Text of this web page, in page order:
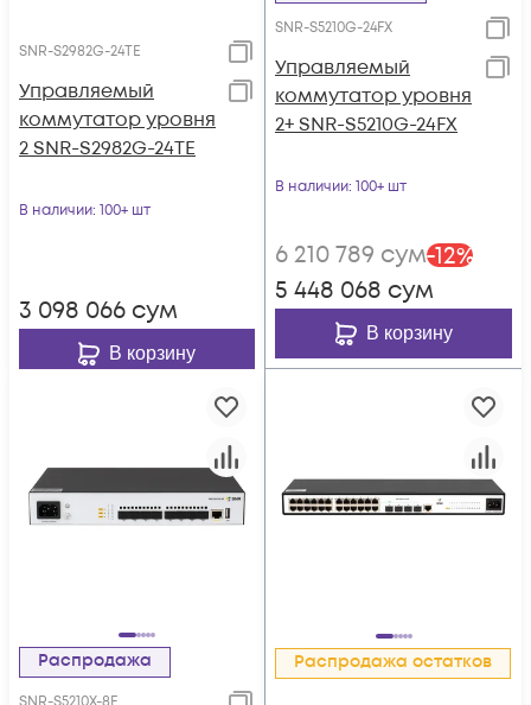
SNR-S2982G-24TE
Управляемый
коммутатор уровня
2 SNR-S2982G-24TE
В наличии: 100+ шт
3 098 066 сум
В корзину
SNR-S5210G-24FX
Управляемый
коммутатор уровня
2+ SNR-S5210G-24FX
В наличии: 100+ шт
6 210 789 сум-12%
5 448 068 сум
В корзину
Распродажа Распродажа остатков